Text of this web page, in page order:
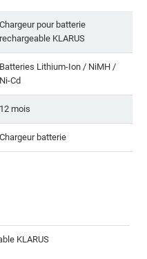
Chargeur pour batterie
rechargeable KLARUS
Batteries Lithium-Ion / NiMH /
Ni-Cd
12 mois
Chargeur batterie
KLARUS